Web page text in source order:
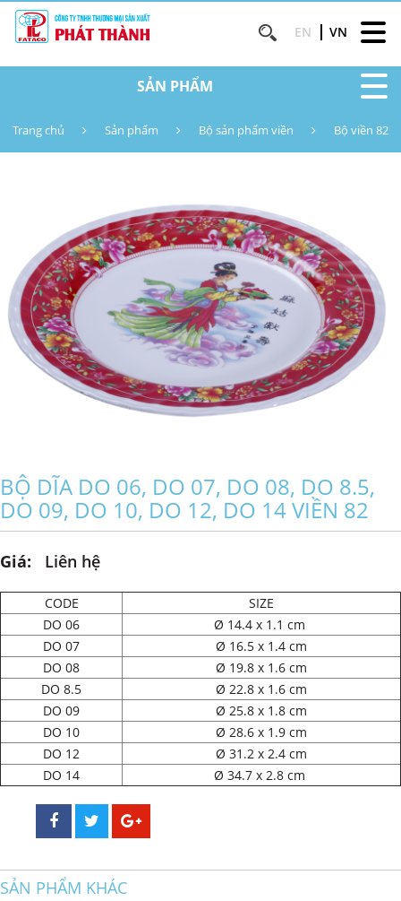
EN VN
SẢN PHẨM
Trang chủ Sản phẩm Bộ sản phẩm viền Bộ viền 82
BỘ DĨA DO 06, DO 07, DO 08, DO 8.5,
DO 09, DO 10, DO 12, DO 14 VIỀN 82
Giá: Liên hệ
CODE
SIZE
DO 06
Ø 14.4 x 1.1 cm
DO 07
Ø 16.5 x 1.4 cm
DO 08
Ø 19.8 x 1.6 cm
DO 8.5
Ø 22.8 x 1.6 cm
DO 09
Ø 25.8 x 1.8 cm
DO 10
Ø 28.6 x 1.9 cm
DO 12
Ø 31.2 x 2.4 cm
DO 14
Ø 34.7 x 2.8 cm
SẢN PHẨM KHÁC